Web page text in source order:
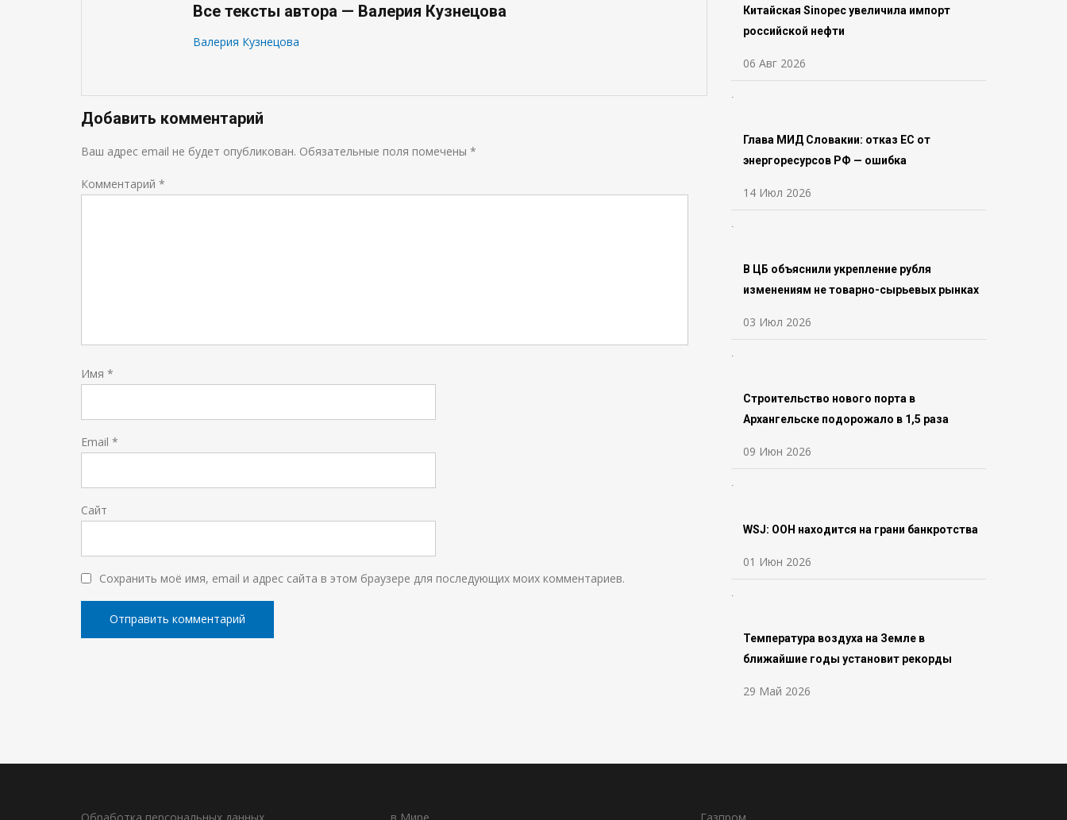
Все тексты автора — Валерия Кузнецова
Валерия Кузнецова
Добавить комментарий
Ваш адрес email не будет опубликован. Обязательные поля помечены *
Комментарий *
Имя *
Email *
Сайт
Сохранить моё имя, email и адрес сайта в этом браузере для последующих моих комментариев.
Китайская Sinopec увеличила импорт
российской нефти
06 Авг 2026
Глава МИД Словакии: отказ ЕС от
энергоресурсов РФ — ошибка
14 Июл 2026
В ЦБ объяснили укрепление рубля
изменениям не товарно-сырьевых рынках
03 Июл 2026
Строительство нового порта в
Архангельске подорожало в 1,5 раза
09 Июн 2026
WSJ: ООН находится на грани банкротства
01 Июн 2026
Температура воздуха на Земле в
ближайшие годы установит рекорды
29 Май 2026